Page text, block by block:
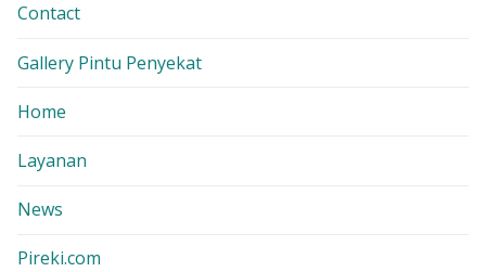
Contact
Gallery Pintu Penyekat
Home
Layanan
News
Pireki.com